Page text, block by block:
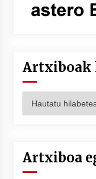
Artxiboak
hilez
Artxiboa